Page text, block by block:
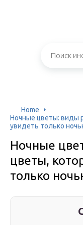
Home
Ночные цветы: виды
увидеть только
Ночные
цветы,
только